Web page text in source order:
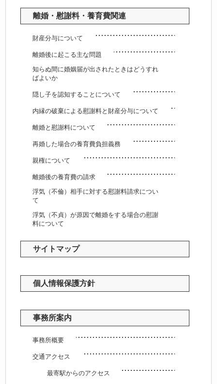
離婚・慰謝料・養育費関連
財産分与について
離婚後に起こる主な問題
知らぬ間に婚姻届が出されたときはどうすれ
ばよいか
隠し子を認知することについて
内縁の破棄による慰謝料と財産分与について
離婚と慰謝料について
再婚した場合の養育費負担義務
親権について
離婚後の養育費の請求
浮気（不倫）相手に対する慰謝料請求につい
て
浮気（不貞）が原因で離婚をする場合の慰謝
料について
サイトマップ
個人情報保護方針
事務所案内
事務所概要
交通アクセス
最寄駅からのアクセス